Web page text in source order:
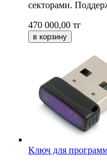
секторами.
470 000,00 тг
Ключ для